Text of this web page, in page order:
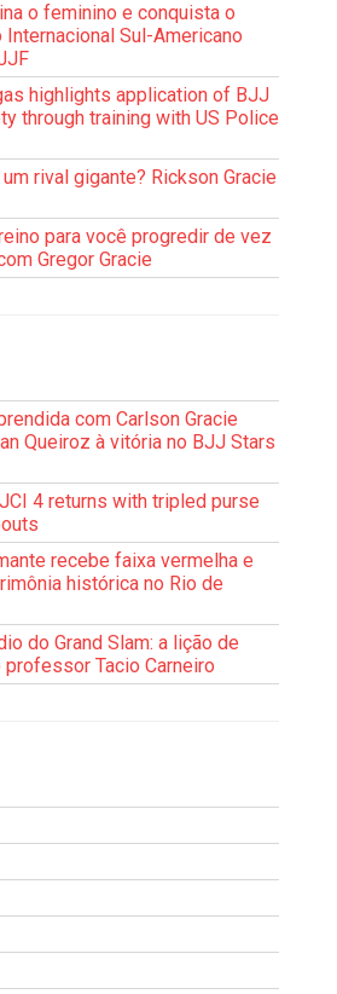
o feminino e conquista o
Sul-Americano
highlights application of BJJ
through training with US Police
rival gigante? Rickson Gracie
para você progredir de vez
Gregor Gracie
com Carlson Gracie
Queiroz à vitória no BJJ Stars
4 returns with tripled purse
recebe faixa vermelha e
histórica no Rio de
do Grand Slam: a lição de
Tacio Carneiro